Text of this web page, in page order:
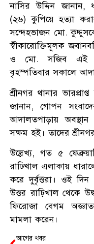
নাসির উদ্দিন জানান,
(২৬) কুপিয়ে হত্যা
সন্দেহভাজন মো.
স্বীকারোক্তিমূলক
ও মো. সজিব এই
বৃহস্পতিবার সকালে
শ্রীনগর থানার
জানান, গোপন
আদালতপাড়ায়
সক্ষম হই। তাদের
উল্লেখ্য, গত ৫
রাঢিখাল এলাকায়
করে দুর্বৃত্তরা। ওই
উত্তর রাঢ়িখাল থেকে
ফিরোজা বেগম
মামলা করেন।
আগের খবর